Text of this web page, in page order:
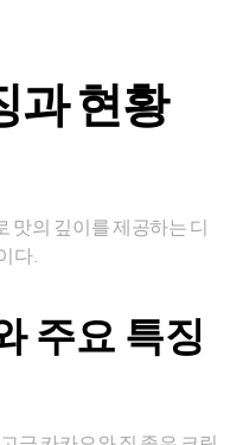
과 현황
맛의 깊이를 제공하는 디
다.
주요 특징